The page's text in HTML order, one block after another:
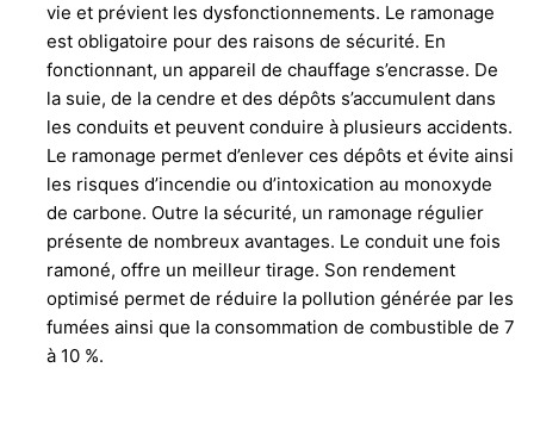
vie et prévient les dysfonctionnements. Le ramonage
est obligatoire pour des raisons de sécurité. En
fonctionnant, un appareil de chauffage s’encrasse. De
la suie, de la cendre et des dépôts s’accumulent dans
les conduits et peuvent conduire à plusieurs accidents.
Le ramonage permet d’enlever ces dépôts et évite ainsi
les risques d’incendie ou d’intoxication au monoxyde
de carbone. Outre la sécurité, un ramonage régulier
présente de nombreux avantages. Le conduit une fois
ramoné, offre un meilleur tirage. Son rendement
optimisé permet de réduire la pollution générée par les
fumées ainsi que la consommation de combustible de 7
à 10 %.